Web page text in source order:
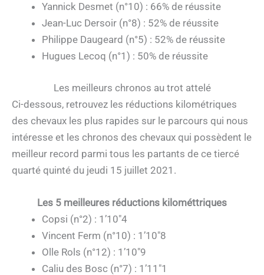
Yannick Desmet (n°10) : 66% de réussite
Jean-Luc Dersoir (n°8) : 52% de réussite
Philippe Daugeard (n°5) : 52% de réussite
Hugues Lecoq (n°1) : 50% de réussite
Les meilleurs chronos au trot attelé
Ci-dessous, retrouvez les réductions kilométriques
des chevaux les plus rapides sur le parcours qui nous
intéresse et les chronos des chevaux qui possèdent le
meilleur record parmi tous les partants de ce tiercé
quarté quinté du jeudi 15 juillet 2021.
Les 5 meilleures réductions kilométtriques
Copsi (n°2) : 1’10″4
Vincent Ferm (n°10) : 1’10″8
Olle Rols (n°12) : 1’10″9
Caliu des Bosc (n°7) : 1’11″1